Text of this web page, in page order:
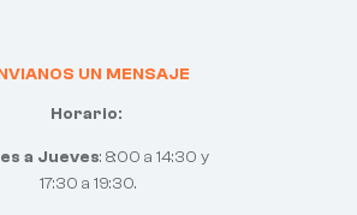
UN MENSAJE
Horario:
a Jueves: 8:00 a 14:30 y
17:30 a 19:30.